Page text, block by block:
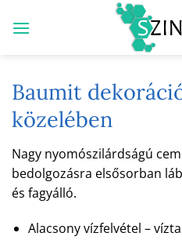
Baumit
közelében
Nagy nyomószilárdságú
bedolgozásra elsősorban
és fagyálló.
Alacsony vízfelvétel –